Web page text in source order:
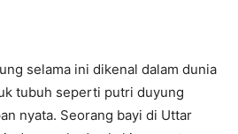
selama ini dikenal dalam dunia
tubuh seperti putri duyung
nyata. Seorang bayi di Uttar